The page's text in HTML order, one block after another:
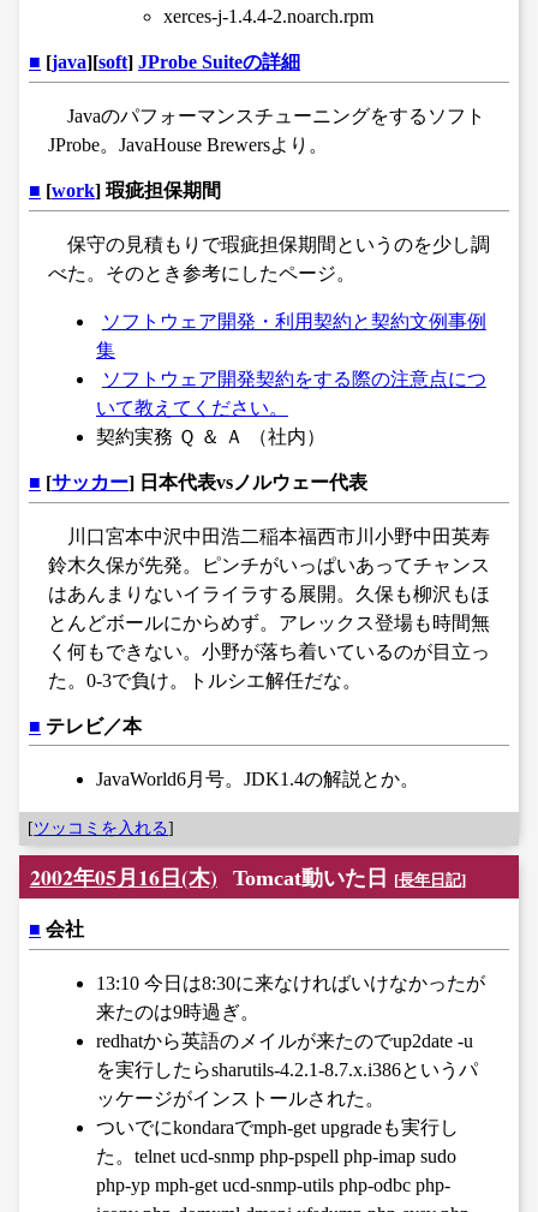
xerces-j-1.4.4-2.noarch.rpm
■ [java][soft] JProbe Suiteの詳細
Javaのパフォーマンスチューニングをするソフト
JProbe。JavaHouse Brewersより。
■ [work] 瑕疵担保期間
保守の見積もりで瑕疵担保期間というのを少し調
べた。そのとき参考にしたページ。
ソフトウェア開発・利用契約と契約文例事例
集
ソフトウェア開発契約をする際の注意点につ
いて教えてください。
契約実務 Ｑ ＆ Ａ （社内）
■ [サッカー] 日本代表vsノルウェー代表
川口宮本中沢中田浩二稲本福西市川小野中田英寿
鈴木久保が先発。ピンチがいっぱいあってチャンス
はあんまりないイライラする展開。久保も柳沢もほ
とんどボールにからめず。アレックス登場も時間無
く何もできない。小野が落ち着いているのが目立っ
た。0-3で負け。トルシエ解任だな。
■ テレビ／本
JavaWorld6月号。JDK1.4の解説とか。
[ツッコミを入れる]
2002年05月16日(木) Tomcat動いた日 [長年日記]
■ 会社
13:10 今日は8:30に来なければいけなかったが
来たのは9時過ぎ。
redhatから英語のメイルが来たのでup2date -u
を実行したらsharutils-4.2.1-8.7.x.i386というパ
ッケージがインストールされた。
ついでにkondaraでmph-get upgradeも実行し
た。telnet ucd-snmp php-pspell php-imap sudo
php-yp mph-get ucd-snmp-utils php-odbc php-